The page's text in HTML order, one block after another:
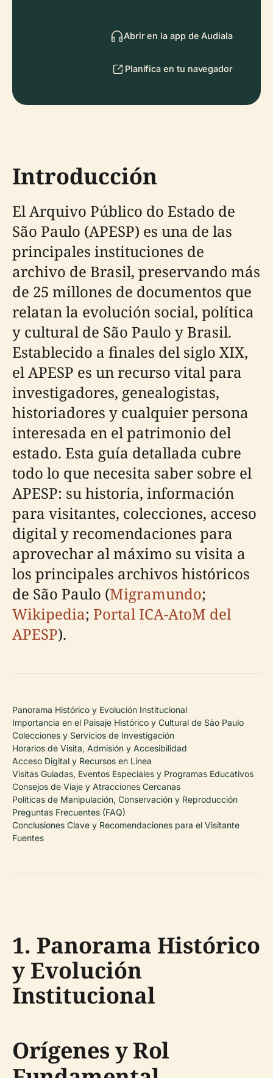
Abrir en la app de Audiala
Planifica en tu navegador
Introducción
El Arquivo Público do Estado de
São Paulo (APESP) es una de las
principales instituciones de
archivo de Brasil, preservando más
de 25 millones de documentos que
relatan la evolución social, política
y cultural de São Paulo y Brasil.
Establecido a finales del siglo XIX,
el APESP es un recurso vital para
investigadores, genealogistas,
historiadores y cualquier persona
interesada en el patrimonio del
estado. Esta guía detallada cubre
todo lo que necesita saber sobre el
APESP: su historia, información
para visitantes, colecciones, acceso
digital y recomendaciones para
aprovechar al máximo su visita a
los principales archivos históricos
de São Paulo (Migramundo;
Wikipedia; Portal ICA-AtoM del
APESP).
Panorama Histórico y Evolución Institucional
Importancia en el Paisaje Histórico y Cultural de São Paulo
Colecciones y Servicios de Investigación
Horarios de Visita, Admisión y Accesibilidad
Acceso Digital y Recursos en Línea
Visitas Guiadas, Eventos Especiales y Programas Educativos
Consejos de Viaje y Atracciones Cercanas
Políticas de Manipulación, Conservación y Reproducción
Preguntas Frecuentes (FAQ)
Conclusiones Clave y Recomendaciones para el Visitante
Fuentes
1. Panorama Histórico
y Evolución
Institucional
Orígenes y Rol